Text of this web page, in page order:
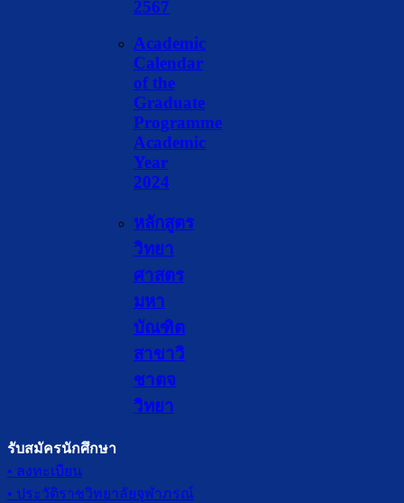
2567
Academic
Calendar
of the
Graduate
Programme
Academic
Year
2024
หลักสูตร
วิทยา
ศาสตร
มหา
บัณฑิต
สาขาวิ
ชาตจ
วิทยา
รับสมัครนักศึกษา
• ลงทะเบียน
• ประวัติราชวิทยาลัยจุฬาภรณ์